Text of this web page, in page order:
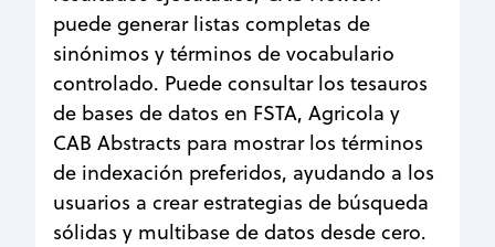
puede generar listas completas de
sinónimos y términos de vocabulario
controlado. Puede consultar los tesauros
de bases de datos en FSTA, Agricola y
CAB Abstracts para mostrar los términos
de indexación preferidos, ayudando a los
usuarios a crear estrategias de búsqueda
sólidas y multibase de datos desde cero.